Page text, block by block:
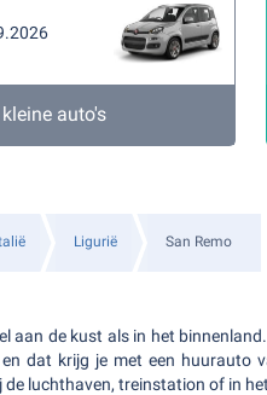
auto's
Ligurië San Remo
aan de kust als in het
dat krijg je met een huurauto
de luchthaven, treinstation of in